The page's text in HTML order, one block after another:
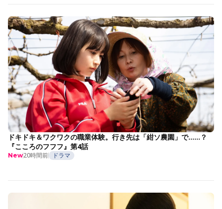
ドキドキ＆ワクワクの職業体験。行き先は「紺ソ農園」で……？
『こころのフフフ』第4話
New20時間前 ドラマ